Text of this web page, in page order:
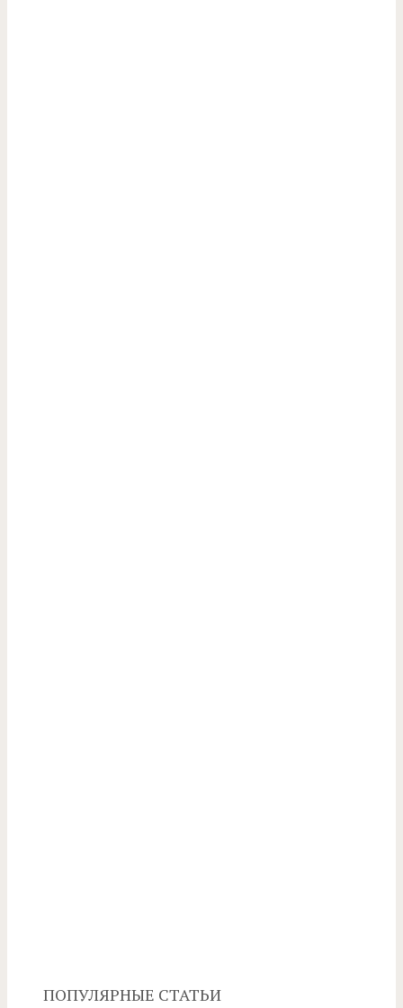
ПОПУЛЯРНЫЕ СТАТЬИ